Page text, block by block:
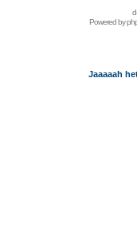
Powered by
Jaaaaah